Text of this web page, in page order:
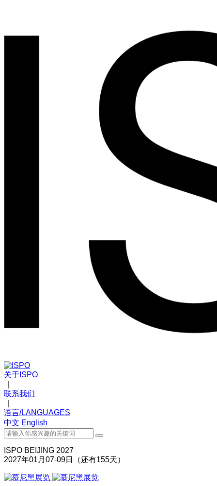
关于ISPO
联系我们
语言/LANGUAGES
中文 English
ISPO BEIJING 2027
2027年01月07-09日（还有155天）